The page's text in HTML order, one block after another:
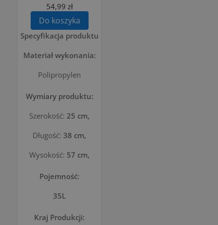
54,99 zł
Do koszyka
Specyfikacja produktu
Materiał wykonania:
Polipropylen
Wymiary produktu:
Szerokość: 25 cm,
Długość: 38 cm,
Wysokość: 57 cm,
Pojemność:
35L
Kraj Produkcji: